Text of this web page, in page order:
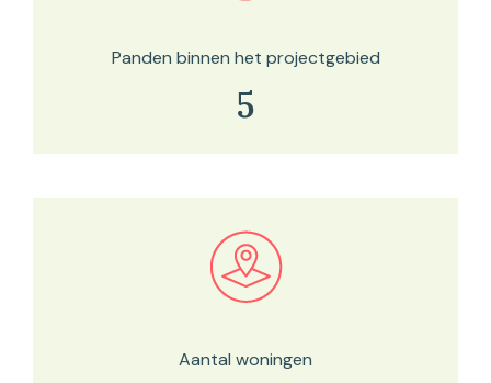
Panden binnen het projectgebied
5
Bekijk in onze kaartviewer
Aantal woningen